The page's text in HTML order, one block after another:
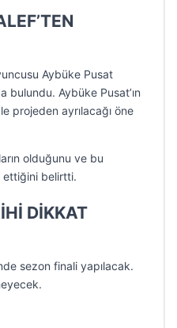
Aybüke Pusat
bulundu. Aybüke Pusat’ın
projeden ayrılacağı öne
olduğunu ve bu
ettiğini belirtti.
DİKKAT
sezon finali yapılacak.